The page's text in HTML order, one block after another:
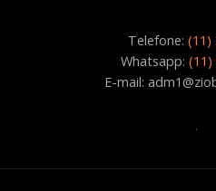
Telefone: (11)
Whatsapp: (11)
E-mail:
.